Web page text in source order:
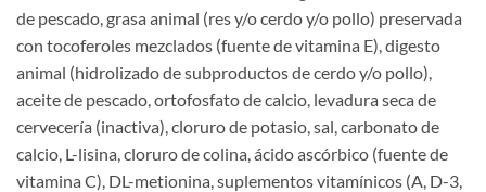
de pescado, grasa animal (res y/o cerdo y/o pollo) preservada
con tocoferoles mezclados (fuente de vitamina E), digesto
animal (hidrolizado de subproductos de cerdo y/o pollo),
aceite de pescado, ortofosfato de calcio, levadura seca de
cervecería (inactiva), cloruro de potasio, sal, carbonato de
calcio, L-lisina, cloruro de colina, ácido ascórbico (fuente de
vitamina C), DL-metionina, suplementos vitamínicos (A, D-3,